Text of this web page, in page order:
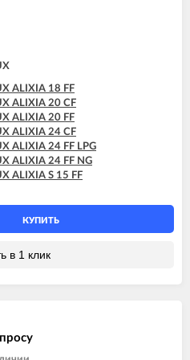
TALIA 35 FF
ALIXIA 18 FF
ALIXIA 20 CF
ALIXIA 20 FF
ALIXIA 24 CF
ALIXIA 24 FF LPG
ALIXIA 24 FF NG
ALIXIA S 15 FF
ALIXIA S 18 FF
ALIXIA S 20 CF
ALIXIA S 20 FF
ALIXIA S 24 CF
ALIXIA S 24 FF
ALIXIA SIMPLE 24 FF
ALIXIA SIMPLE S 18 CF
КУПИТЬ
в 1 клик